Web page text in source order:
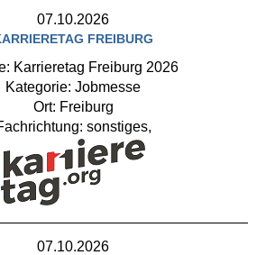
07.10.2026
FREIBURG
Karrieretag Freiburg 2026
Kategorie: Jobmesse
Ort: Freiburg
sonstiges,
07.10.2026